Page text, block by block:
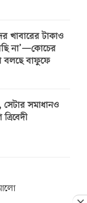
খাবারের টাকাও
না’—কোচের
বলছে বাফুফে
সেটার সমাধানও